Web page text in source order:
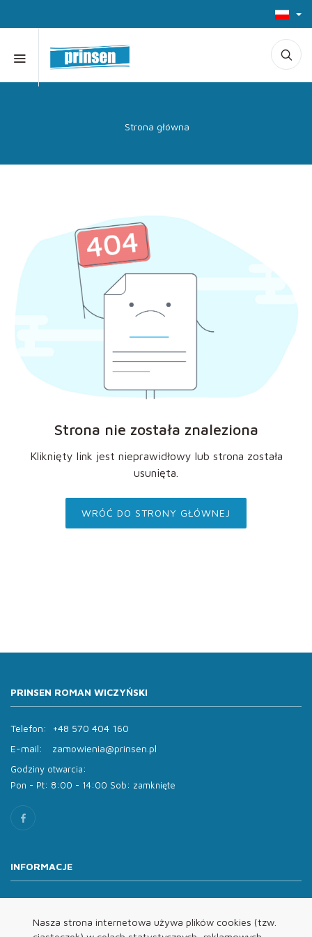
Nasza strona internetowa używa plików cookies (tzw.
Strona główna
Strona nie została znaleziona
Kliknięty link jest nieprawidłowy lub strona została
usunięta.
WRÓĆ DO STRONY GŁÓWNEJ
PRINSEN ROMAN WICZYŃSKI
Telefon:
+48 570 404 160
E-mail:
zamowienia@prinsen.pl
Godziny otwarcia:
Pon - Pt: 8:00 - 14:00 Sob: zamknięte
INFORMACJE
Oferta